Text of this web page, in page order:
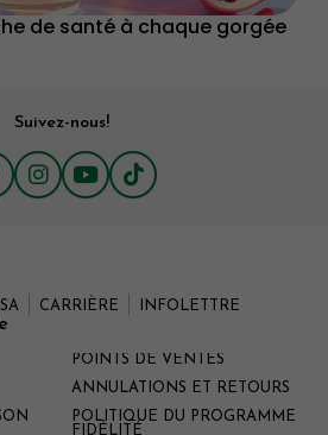
de santé à chaque gorgée
Suivez-nous!
CARRIÈRE INFOLETTRE
POINTS DE VENTES
ANNULATIONS ET RETOURS
POLITIQUE DU PROGRAMME
FIDÉLITÉ